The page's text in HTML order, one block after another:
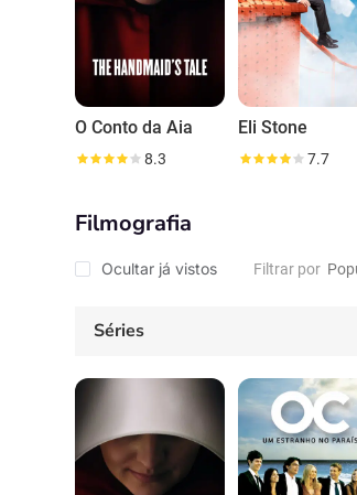
O Conto da Aia
8.3
Eli Stone
7.7
Filmografia
Ocultar já vistos Filtrar por
Séries